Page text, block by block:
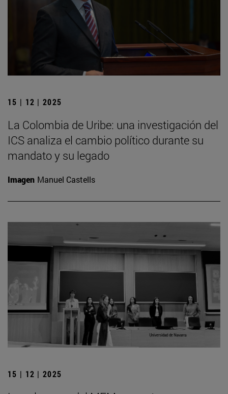
15 | 12 | 2025
La Colombia de Uribe: una investigación del
ICS analiza el cambio político durante su
mandato y su legado
Imagen Manuel Castells
15 | 12 | 2025